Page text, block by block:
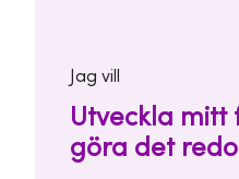
Jag vill
Utveckla mitt
göra det